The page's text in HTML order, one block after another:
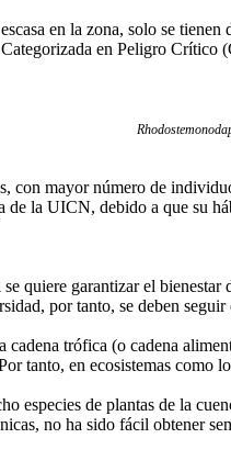
en la zona, solo se
en Peligro
con mayor número de
la UICN, debido a que su
quiere garantizar el
por tanto, se deben
trófica (o cadena
tanto, en ecosistemas como
especies de plantas de la
no ha sido fácil obtener